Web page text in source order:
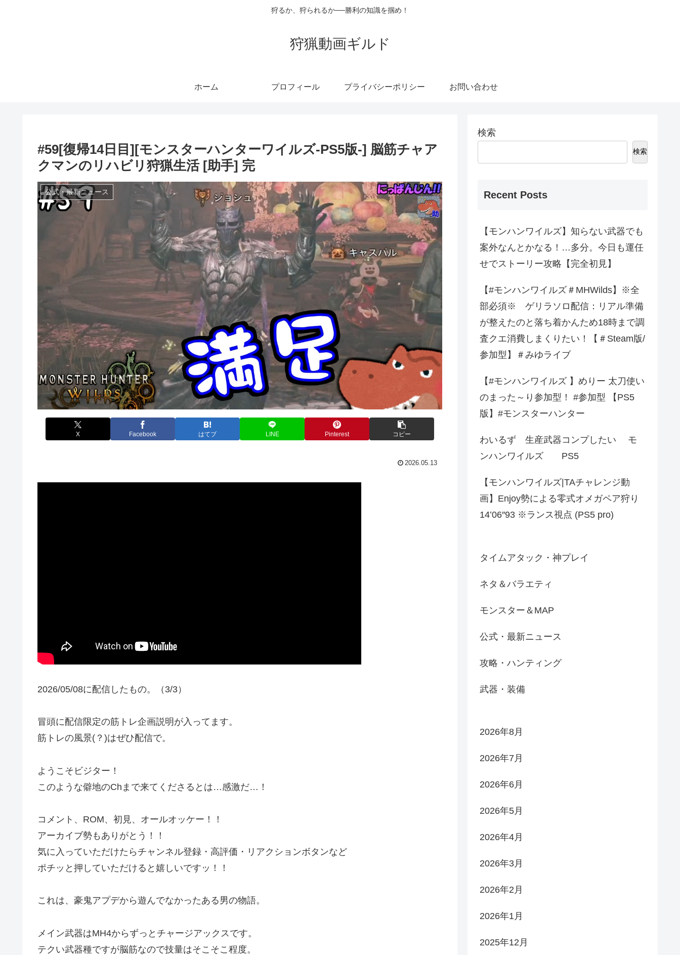
狩るか、狩られるか──勝利の知識を掴め！
狩猟動画ギルド
ホーム プロフィール プライバシーポリシー お問い合わせ
#59[復帰14日目][モンスターハンターワイルズ-PS5版-] 脳筋チャア
クマンのリハビリ狩猟生活 [助手] 完
公式・最新ニュース
X Facebook はてブ LINE Pinterest コピー
2026.05.13
2026/05/08に配信したもの。（3/3）
冒頭に配信限定の筋トレ企画説明が入ってます。
筋トレの風景(？)はぜひ配信で。
ようこそビジター！
このような僻地のChまで来てくださるとは…感激だ…！
コメント、ROM、初見、オールオッケー！！
アーカイブ勢もありがとう！！
気に入っていただけたらチャンネル登録・高評価・リアクションボタンなど
ポチッと押していただけると嬉しいですッ！！
これは、豪鬼アプデから遊んでなかったある男の物語。
メイン武器はMH4からずっとチャージアックスです。
テクい武器種ですが脳筋なので技量はそこそこ程度。
検索
検索
Recent Posts
【モンハンワイルズ】知らない武器でも
案外なんとかなる！…多分。今日も運任
せでストーリー攻略【完全初見】
【#モンハンワイルズ＃MHWilds】※全
部必須※ ゲリラソロ配信：リアル準備
が整えたのと落ち着かんため18時まで調
査クエ消費しまくりたい！【＃Steam版/
参加型】＃みゆライブ
【#モンハンワイルズ 】めりー 太刀使い
のまった～り参加型！ #参加型 【PS5
版】#モンスターハンター
わいるず 生産武器コンプしたい モ
ンハンワイルズ PS5
【モンハンワイルズ|TAチャレンジ動
画】Enjoy勢による零式オメガペア狩り
14’06″93 ※ランス視点 (PS5 pro)
タイムアタック・神プレイ
ネタ＆バラエティ
モンスター＆MAP
公式・最新ニュース
攻略・ハンティング
武器・装備
2026年8月
2026年7月
2026年6月
2026年5月
2026年4月
2026年3月
2026年2月
2026年1月
2025年12月